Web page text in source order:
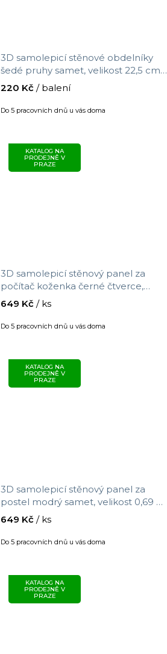
3D samolepicí stěnové obdelníky
šedé pruhy samet, velikost 22,5 cm x
69 cm
Do 5 pracovních dnů u vás doma
220 Kč / balení
KATALOG NA
PRODEJNĚ V
PRAZE
3D samolepicí stěnový panel za
počítač koženka černé čtverce,
velikost 0,69 m x 1,4 m
Do 5 pracovních dnů u vás doma
649 Kč / ks
KATALOG NA
PRODEJNĚ V
PRAZE
3D samolepicí stěnový panel za
postel modrý samet, velikost 0,69 m
x 1,4 m
Do 5 pracovních dnů u vás doma
649 Kč / ks
KATALOG NA
PRODEJNĚ V
PRAZE